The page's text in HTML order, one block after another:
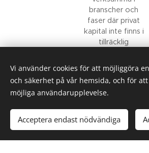
branscher och
faser där privat
kapital inte finns i
tillräcklig
Alla rättigheter tillhör Svenska
Vi använder cookies för att möjliggöra
och säkerhet på vår hemsida, och för
möjliga användarupplevelse.
Acceptera endast nödvändiga